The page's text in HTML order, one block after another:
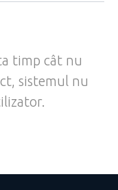
timp cât nu
sistemul nu